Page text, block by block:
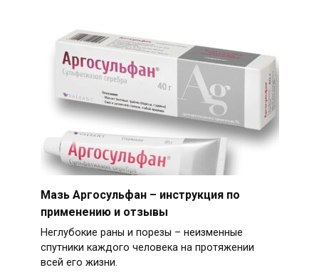
Мазь Аргосульфан – инструкция по
применению и отзывы
Неглубокие раны и порезы – неизменные
спутники каждого человека на протяжении
всей его жизни.